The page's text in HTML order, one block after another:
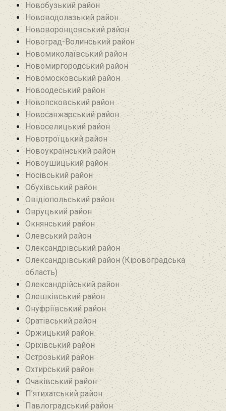
Новобузький район‎
Нововодолазький район
Нововоронцовський район‎
Новоград-Волинський район
Новомиколаївський район‎
Новомиргородський район
Новомосковський район
Новоодеський район‎
Новопсковський район‎
Новосанжарський район
Новоселицький район
Новотроїцький район
Новоукраїнський район
Новоушицький район
Носівський район
Обухівський район
Овідіопольський район‎
Овруцький район‎
Окнянський район
Олевський район‎
Олександрівський район
Олександрівський район (Кіровоградська
область)
Олександрійський район
Олешківський район
Онуфріївський район‎
Оратівський район
Оржицький район
Оріхівський район
Острозький район
Охтирський район
Очаківський район
П’ятихатський район
Павлоградський район